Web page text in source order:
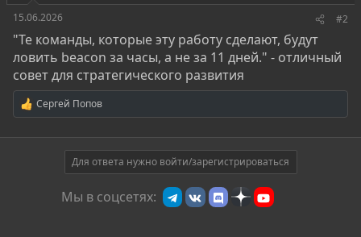
15.06.2026
#2
"Те команды, которые эту работу сделают, будут
ловить beacon за часы, а не за 11 дней." - отличный
совет для стратегического развития
Р
е
а
Сергей Попов
Для ответа нужно войти/зарегистрироваться
Мы в соцсетях: